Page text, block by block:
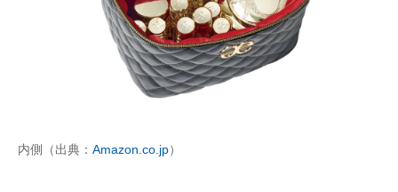
内側（出典： Amazon.co.jp）